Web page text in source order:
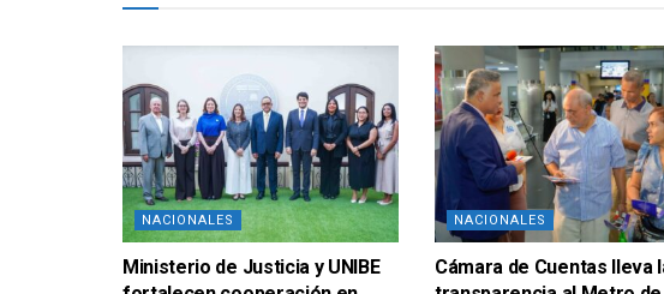
NACIONALES
Ministerio de Justicia y UNIBE
NACIONALES
Cámara de Cuentas lleva